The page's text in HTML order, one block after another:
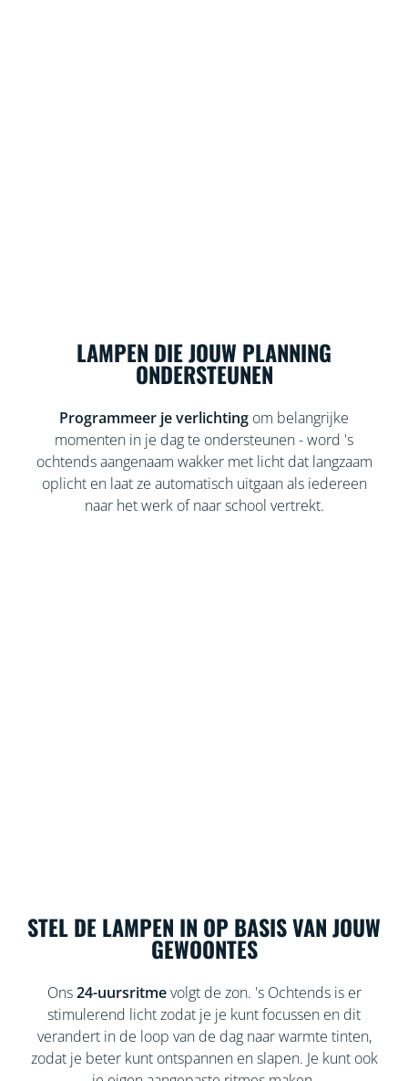
LAMPEN DIE JOUW PLANNING
ONDERSTEUNEN
Programmeer je verlichting om belangrijke
momenten in je dag te ondersteunen - word 's
ochtends aangenaam wakker met licht dat langzaam
oplicht en laat ze automatisch uitgaan als iedereen
naar het werk of naar school vertrekt.
STEL DE LAMPEN IN OP BASIS VAN JOUW
GEWOONTES
Ons24-uursritmevolgt de zon. 's Ochtends is er
stimulerend licht zodat je je kunt focussen en dit
verandert in de loop van de dag naar warmte tinten,
zodat je beter kunt ontspannen en slapen. Je kunt ook